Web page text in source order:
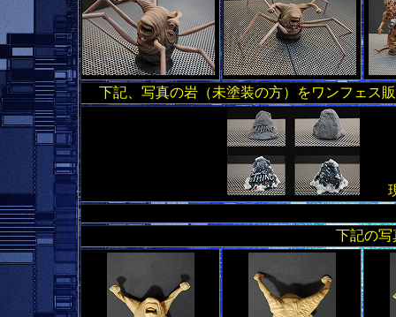
下記、写真の岩（未塗装の方）をワンフェス
現
下記の写